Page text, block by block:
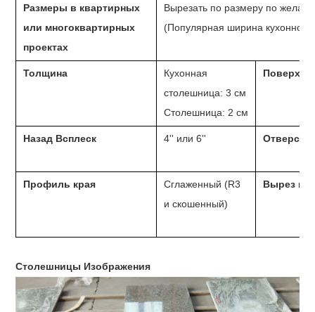
Размеры в квартирных
или многоквартирных
проектах
Вырезать по размеру по
(Популярная ширина кухонной
Толщина
Кухонная
столешница: 3 см
Столешница: 2 см
Назад Всплеск 4'' или 6''
Профиль края
Сглаженный (R3
и скошенный)
Вырез
Столешницы Изображения